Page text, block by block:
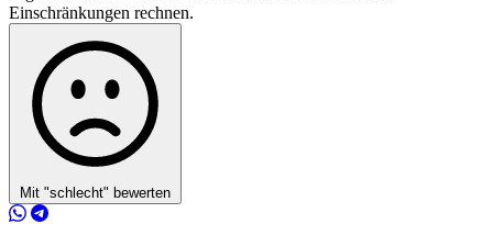
Einschränkungen rechnen.
Mit "schlecht" bewerten